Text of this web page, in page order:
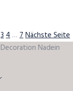
34 … 7Nächste Seite